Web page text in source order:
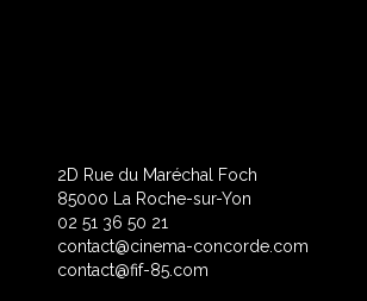
2D Rue du Maréchal Foch
85000 La Roche-sur-Yon
02 51 36 50 21
contact@cinema-concorde.com
contact@fif-85.com